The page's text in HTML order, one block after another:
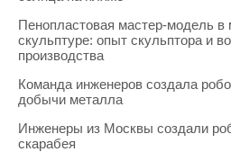
Пенопластовая мастер-модель в
скульптуре: опыт скульптора и
производства
Команда инженеров создала
добычи металла
Инженеры из Москвы создали
скарабея